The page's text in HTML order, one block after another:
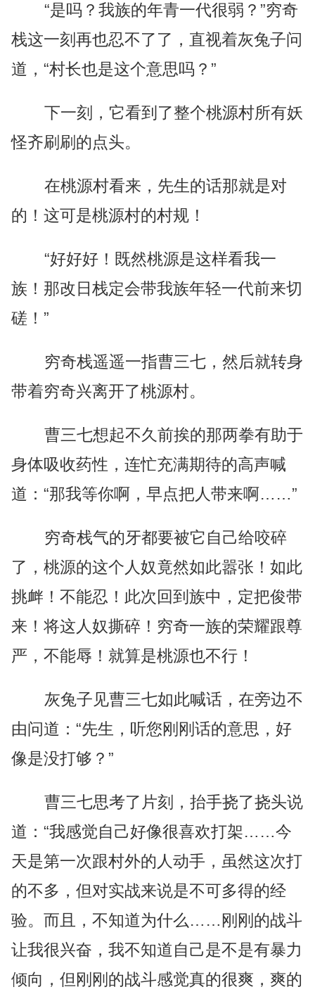
“是吗？我族的年青一代很弱？”穷奇
栈这一刻再也忍不了了，直视着灰兔子问
道，“村长也是这个意思吗？”
下一刻，它看到了整个桃源村所有妖
怪齐刷刷的点头。
在桃源村看来，先生的话那就是对
的！这可是桃源村的村规！
“好好好！既然桃源是这样看我一
族！那改日栈定会带我族年轻一代前来切
磋！”
穷奇栈遥遥一指曹三七，然后就转身
带着穷奇兴离开了桃源村。
曹三七想起不久前挨的那两拳有助于
身体吸收药性，连忙充满期待的高声喊
道：“那我等你啊，早点把人带来啊……”
穷奇栈气的牙都要被它自己给咬碎
了，桃源的这个人奴竟然如此嚣张！如此
挑衅！不能忍！此次回到族中，定把俊带
来！将这人奴撕碎！穷奇一族的荣耀跟尊
严，不能辱！就算是桃源也不行！
灰兔子见曹三七如此喊话，在旁边不
由问道：“先生，听您刚刚话的意思，好
像是没打够？”
曹三七思考了片刻，抬手挠了挠头说
道：“我感觉自己好像很喜欢打架……今
天是第一次跟村外的人动手，虽然这次打
的不多，但对实战来说是不可多得的经
验。而且，不知道为什么……刚刚的战斗
让我很兴奋，我不知道自己是不是有暴力
倾向，但刚刚的战斗感觉真的很爽，爽的